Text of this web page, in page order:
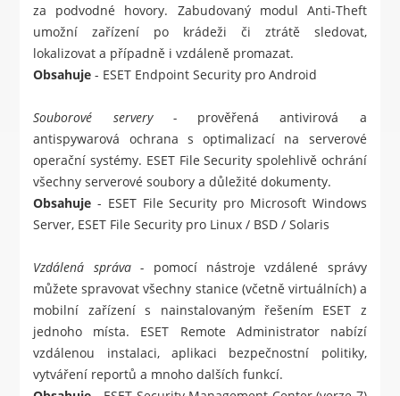
za podvodné hovory. Zabudovaný modul Anti-Theft
umožní zařízení po krádeži či ztrátě sledovat,
lokalizovat a případně i vzdáleně promazat.
Obsahuje - ESET Endpoint Security pro Android
Souborové servery - prověřená antivirová a
antispywarová ochrana s optimalizací na serverové
operační systémy. ESET File Security spolehlivě ochrání
všechny serverové soubory a důležité dokumenty.
Obsahuje - ESET File Security pro Microsoft Windows
Server, ESET File Security pro Linux / BSD / Solaris
Vzdálená správa - pomocí nástroje vzdálené správy
můžete spravovat všechny stanice (včetně virtuálních) a
mobilní zařízení s nainstalovaným řešením ESET z
jednoho místa. ESET Remote Administrator nabízí
vzdálenou instalaci, aplikaci bezpečnostní politiky,
vytváření reportů a mnoho dalších funkcí.